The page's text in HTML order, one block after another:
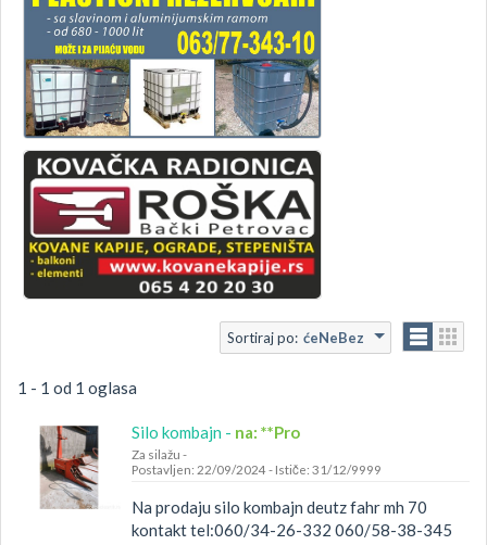
Sortiraj po: ćeNeBez
1 - 1 od 1 oglasa
Silo kombajn - na: **Pro
Za silažu -
Postavljen: 22/09/2024 - Ističe: 31/12/9999
Na prodaju silo kombajn deutz fahr mh 70
kontakt tel:060/34-26-332 060/58-38-345